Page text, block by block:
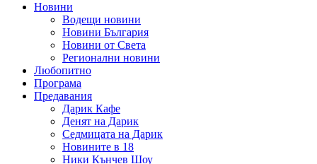
Новини
Водещи новини
Новини България
Новини от Света
Регионални новини
Любопитно
Програма
Предавания
Дарик Кафе
Денят на Дарик
Седмицата на Дарик
Новините в 18
Ники Кънчев Шоу